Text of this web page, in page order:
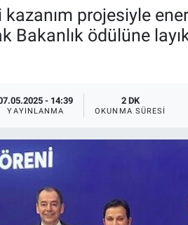
kazanım projesiyle
Bakanlık ödülüne
- 14:39
YAYINLANMA
2 DK
OKUNMA SÜRESI